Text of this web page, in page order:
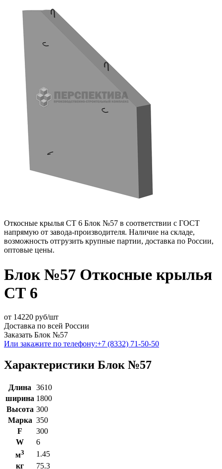
Откосные крылья СТ 6 Блок №57 в соответствии с ГОСТ
напрямую от завода-производителя. Наличие на складе,
возможность отгрузить крупные партии, доставка по России,
оптовые цены.
Блок №57 Откосные крылья
СТ 6
от 14220 руб/шт
Доставка по всей России
Заказать Блок №57
Или закажите по телефону:+7 (8332) 71-50-50
Характеристики Блок №57
Длина
3610
ширина 1800
Высота 300
Марка 350
F
300
W
6
м3
1.45
кг
75.3